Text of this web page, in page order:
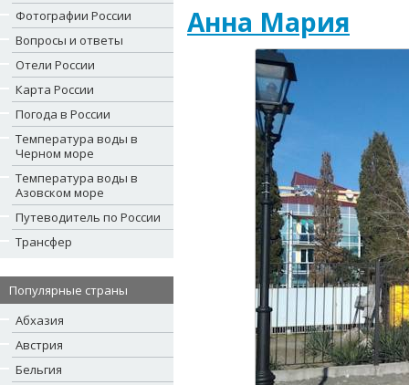
Фотографии России
Вопросы и ответы
Отели России
Карта России
Погода в России
Температура воды в
Черном море
Температура воды в
Азовском море
Путеводитель по России
Трансфер
Популярные страны
Абхазия
Австрия
Бельгия
Анна Мария